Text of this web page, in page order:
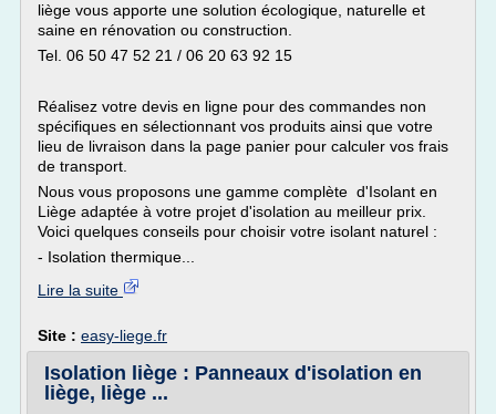
liège vous apporte une solution écologique, naturelle et
saine en rénovation ou construction.
Tel. 06 50 47 52 21 / 06 20 63 92 15
Réalisez votre devis en ligne pour des commandes non
spécifiques en sélectionnant vos produits ainsi que votre
lieu de livraison dans la page panier pour calculer vos frais
de transport.
Nous vous proposons une gamme complète d'Isolant en
Liège adaptée à votre projet d'isolation au meilleur prix.
Voici quelques conseils pour choisir votre isolant naturel :
- Isolation thermique...
Lire la suite
Site : easy-liege.fr
Isolation liège : Panneaux d'isolation en
liège, liège ...